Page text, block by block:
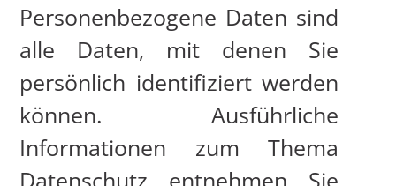
Personenbezogene Daten sind
alle Daten, mit denen Sie
persönlich identifiziert werden
können. Ausführliche
Informationen zum Thema
Datenschutz entnehmen Sie